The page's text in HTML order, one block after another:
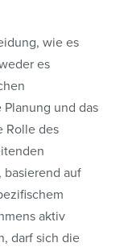
wie es
es
und das
Rolle des
basierend auf
aktiv
darf sich die